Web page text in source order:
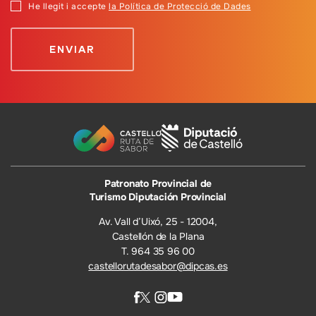
He llegit i accepte la Política de Protecció de Dades
Patronato Provincial de
Turismo Diputación Provincial
Av. Vall d’Uixó, 25 - 12004,
Castellón de la Plana
T. 964 35 96 00
castellorutadesabor@dipcas.es